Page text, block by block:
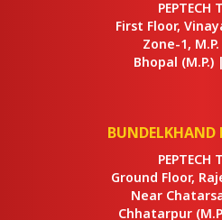
PEPTECH
First Floor,
Zone-1,
Bhopal (M.P.) |
BUNDELKHAND
PEPTECH
Ground Floor,
Near
Chhatarpur